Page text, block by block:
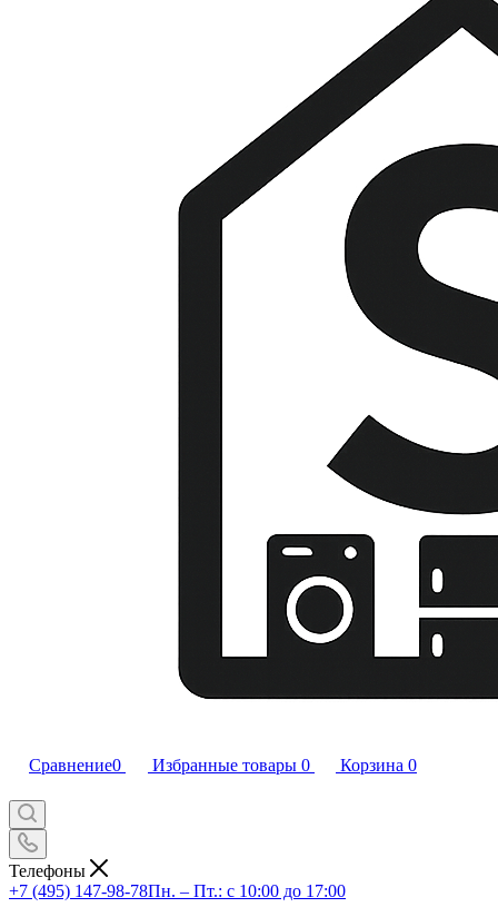
Сравнение0 Избранные товары 0 Корзина 0
Телефоны
+7 (495) 147-98-78Пн. – Пт.: с 10:00 до 17:00